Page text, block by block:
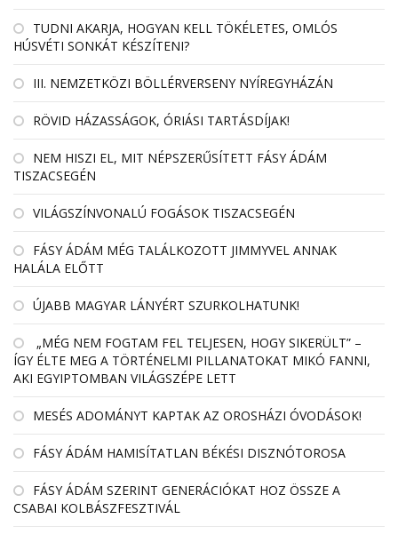
TUDNI AKARJA, HOGYAN KELL TÖKÉLETES, OMLÓS
HÚSVÉTI SONKÁT KÉSZÍTENI?
III. NEMZETKÖZI BÖLLÉRVERSENY NYÍREGYHÁZÁN
RÖVID HÁZASSÁGOK, ÓRIÁSI TARTÁSDÍJAK!
NEM HISZI EL, MIT NÉPSZERŰSÍTETT FÁSY ÁDÁM
TISZACSEGÉN
VILÁGSZÍNVONALÚ FOGÁSOK TISZACSEGÉN
FÁSY ÁDÁM MÉG TALÁLKOZOTT JIMMYVEL ANNAK
HALÁLA ELŐTT
ÚJABB MAGYAR LÁNYÉRT SZURKOLHATUNK!
„MÉG NEM FOGTAM FEL TELJESEN, HOGY SIKERÜLT” –
ÍGY ÉLTE MEG A TÖRTÉNELMI PILLANATOKAT MIKÓ FANNI,
AKI EGYIPTOMBAN VILÁGSZÉPE LETT
MESÉS ADOMÁNYT KAPTAK AZ OROSHÁZI ÓVODÁSOK!
FÁSY ÁDÁM HAMISÍTATLAN BÉKÉSI DISZNÓTOROSA
FÁSY ÁDÁM SZERINT GENERÁCIÓKAT HOZ ÖSSZE A
CSABAI KOLBÁSZFESZTIVÁL